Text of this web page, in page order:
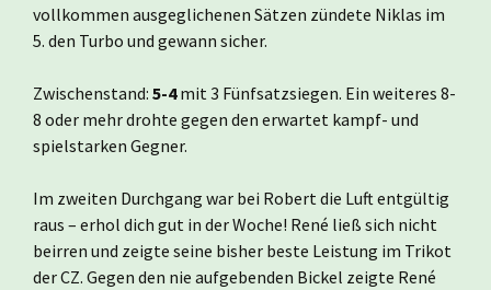
vollkommen ausgeglichenen Sätzen zündete Niklas im
5. den Turbo und gewann sicher.
Zwischenstand: 5-4mit 3 Fünfsatzsiegen. Ein weiteres 8-
8 oder mehr drohte gegen den erwartet kampf- und
spielstarken Gegner.
Im zweiten Durchgang war bei Robert die Luft entgültig
raus – erhol dich gut in der Woche! René ließ sich nicht
beirren und zeigte seine bisher beste Leistung im Trikot
der CZ. Gegen den nie aufgebenden Bickel zeigte René